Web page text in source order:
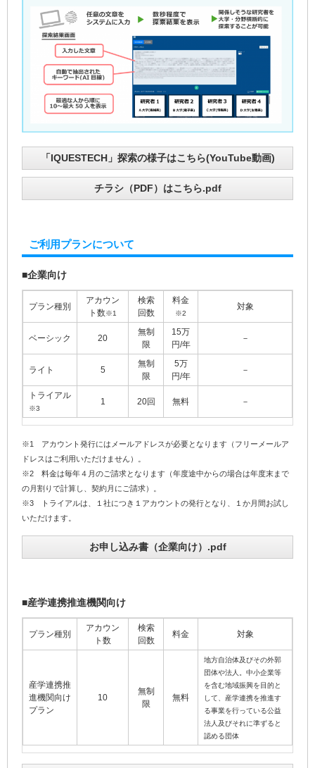
「IQUESTECH」探索の様子はこちら(YouTube動画)
チラシ（PDF）はこちら.pdf
ご利用プランについて
■企業向け
プラン種別
アカウン
ト数※1
検索
回数
料金
※2
対象
ベーシック 20
無制
限
15万
円/年
－
ライト 5
無制
限
5万
円/年
－
トライアル
※3
1 20回 無料 －
※1 アカウント発行にはメールアドレスが必要となります（フリーメールア
ドレスはご利用いただけません）。
※2 料金は毎年４月のご請求となります（年度途中からの場合は年度末まで
の月割りで計算し、契約月にご請求）。
※3 トライアルは、１社につき１アカウントの発行となり、１か月間お試し
いただけます。
お申し込み書（企業向け）.pdf
■産学連携推進機関向け
プラン種別
アカウン
ト数
検索
回数
料金 対象
産学連携推
進機関向け
プラン
10
無制
限
無料
地方自治体及びその外郭
団体や法人。中小企業等
を含む地域振興を目的と
して、産学連携を推進す
る事業を行っている公益
法人及びそれに準ずると
認める団体